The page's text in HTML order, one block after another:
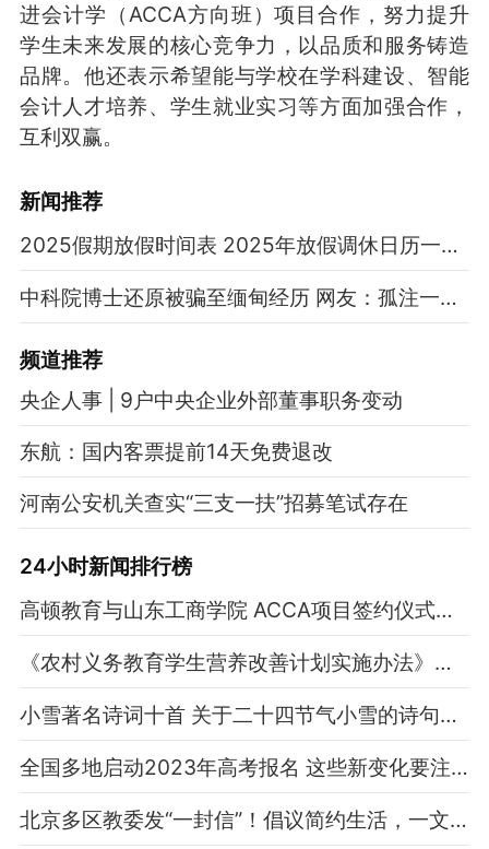
进会计学（ACCA方向班）项目合作，努力提升
学生未来发展的核心竞争力，以品质和服务铸造
品牌。他还表示希望能与学校在学科建设、智能
会计人才培养、学生就业实习等方面加强合作，
互利双赢。
新闻推荐
2025假期放假时间表 2025年放假调休日历一览表
中科院博士还原被骗至缅甸经历 网友：孤注一掷现实版
频道推荐
央企人事 | 9户中央企业外部董事职务变动
东航：国内客票提前14天免费退改
河南公安机关查实“三支一扶”招募笔试存在
24小时新闻排行榜
高顿教育与山东工商学院 ACCA项目签约仪式成功举行
《农村义务教育学生营养改善计划实施办法》印发 营养膳食补助要设立专门台账
小雪著名诗词十首 关于二十四节气小雪的诗句推荐
全国多地启动2023年高考报名 这些新变化要注意
北京多区教委发“一封信”！倡议简约生活，一文汇总